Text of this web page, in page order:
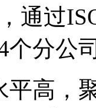
通过
个分公
平高，